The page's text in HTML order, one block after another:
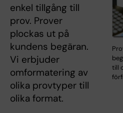
till
enkel tillgång till
prov. Prover
plockas ut på
kundens begäran.
Vi erbjuder
omformatering av
olika provtyper till
olika format.